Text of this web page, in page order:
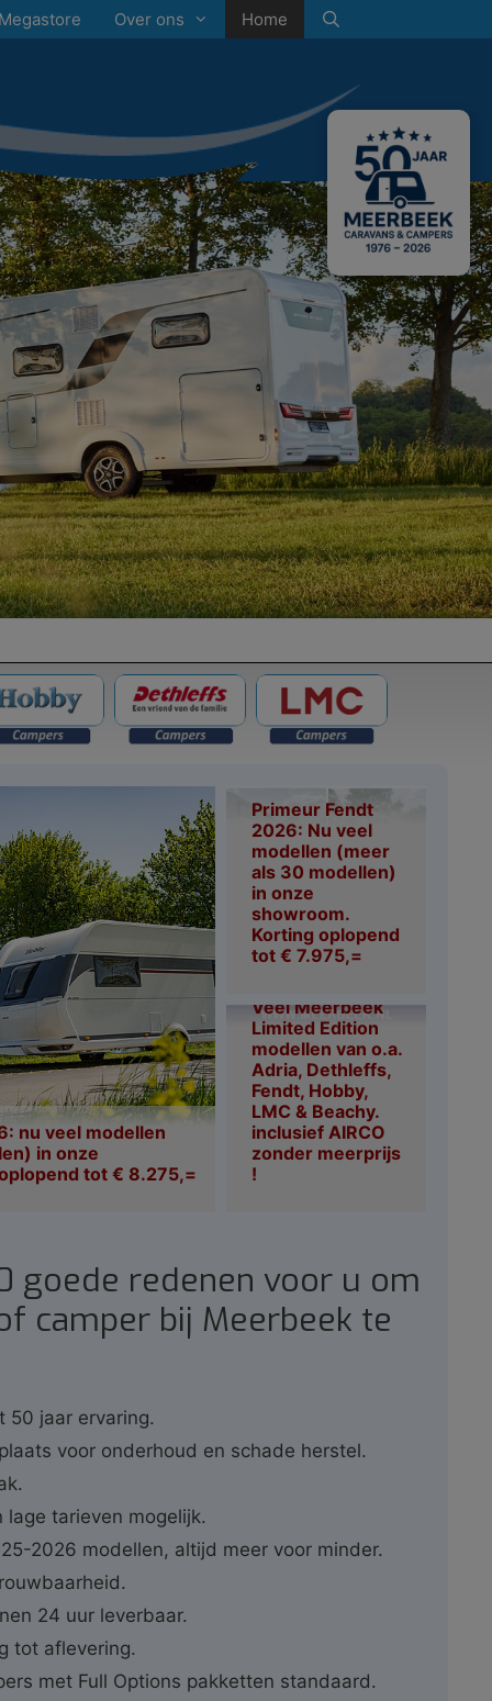
Over ons Home
nu veel modellen
in onze
tot € 8.275,=
Primeur Fendt
2026: Nu veel
modellen (meer
als 30 modellen)
in onze
showroom.
Korting oplopend
tot € 7.975,=
Veel Meerbeek
Limited Edition
modellen van o.a.
Adria, Dethleffs,
Fendt, Hobby,
LMC & Beachy.
inclusief AIRCO
zonder meerprijs
!
goede redenen voor u om
camper bij Meerbeek te
50 jaar ervaring.
voor onderhoud en schade herstel.
lage tarieven mogelijk.
2026 modellen, altijd meer voor minder.
24 uur leverbaar.
tot aflevering.
met Full Options pakketten standaard.